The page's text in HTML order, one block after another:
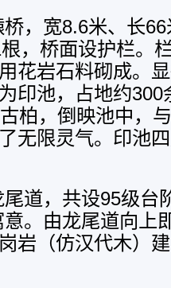
，宽8.6米、长
，桥面设护栏。
花岩石料砌成。
印池，占地约300
柏，倒映池中，
无限灵气。印池
道，共设95级台
意。由龙尾道向上
岩（仿汉代木）